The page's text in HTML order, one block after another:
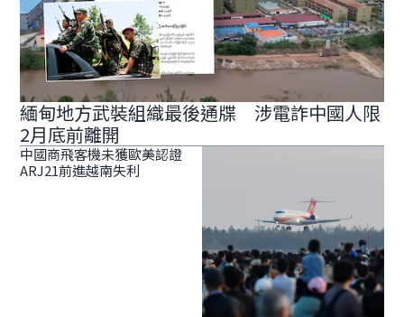
緬甸地方武裝組織最後通牒 涉電詐中國人限
2月底前離開
中國商飛客機未獲歐美認證
ARJ21前進越南失利